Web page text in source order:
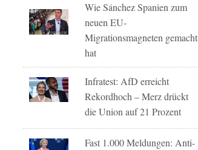
Wie Sánchez Spanien zum
neuen EU-
Migrationsmagneten gemacht
hat
Infratest: AfD erreicht
Rekordhoch – Merz drückt
die Union auf 21 Prozent
Fast 1.000 Meldungen: Anti-